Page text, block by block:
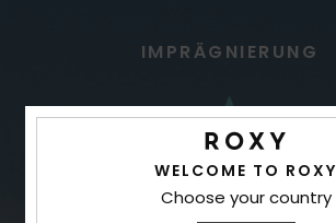
IMPRÄGNIERUNG
WELCOME TO ROXY
Choose your country